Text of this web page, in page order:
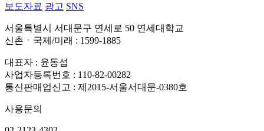
보도자료 광고 SNS
서울특별시 서대문구 연세로 50 연세대학교
신촌ㆍ국제/미래 : 1599-1885
대표자 : 윤동섭
사업자등록번호 : 110-82-00282
통신판매업신고 : 제2015-서울서대문-0380호
사용문의